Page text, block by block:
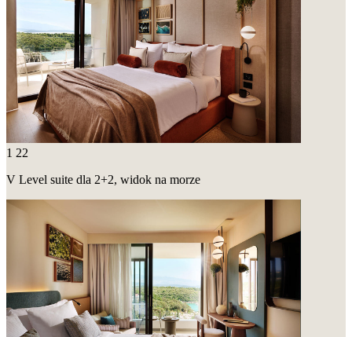
1 22
V Level suite dla 2+2, widok na morze